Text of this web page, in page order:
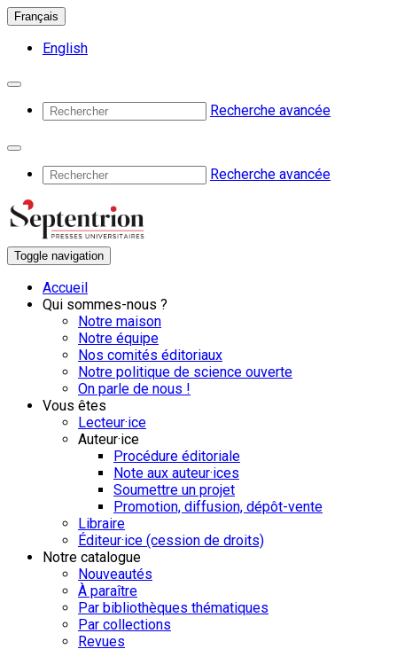
Français
English
Recherche avancée
Recherche avancée
Toggle navigation
Accueil
Qui sommes-nous ?
Notre maison
Notre équipe
Nos comités éditoriaux
Notre politique de science ouverte
On parle de nous !
Vous êtes
Lecteur·ice
Auteur·ice
Procédure éditoriale
Note aux auteur·ices
Soumettre un projet
Promotion, diffusion, dépôt-vente
Libraire
Éditeur·ice (cession de droits)
Notre catalogue
Nouveautés
À paraître
Par bibliothèques thématiques
Par collections
Revues